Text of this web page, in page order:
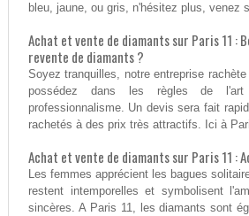
bleu, jaune, ou gris, n'hésitez plus, venez
Achat et vente de diamants sur Paris 11 :
revente de diamants ?
Soyez tranquilles, notre entreprise
possédez dans les règles de
professionnalisme. Un devis sera fait
rachetés à des prix très attractifs. Ici à
Achat et vente de diamants sur Paris 11 :
Les femmes apprécient les bagues
restent intemporelles et symbolisent
sincères. A Paris 11, les diamants sont